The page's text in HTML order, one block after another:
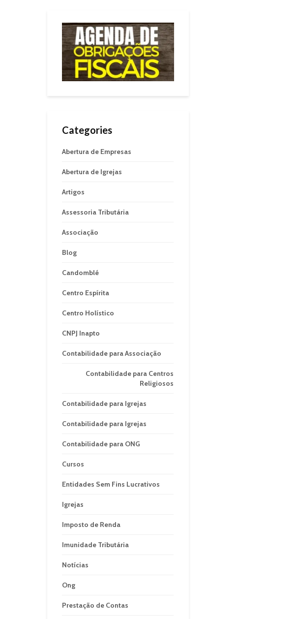
Categories
Abertura de Empresas
Abertura de Igrejas
Artigos
Assessoria Tributária
Associação
Blog
Candomblé
Centro Espírita
Centro Holístico
CNPJ Inapto
Contabilidade para Associação
Contabilidade para Centros
Religiosos
Contabilidade para Igrejas
Contabilidade para Igrejas
Contabilidade para ONG
Cursos
Entidades Sem Fins Lucrativos
Igrejas
Imposto de Renda
Imunidade Tributária
Notícias
Ong
Prestação de Contas